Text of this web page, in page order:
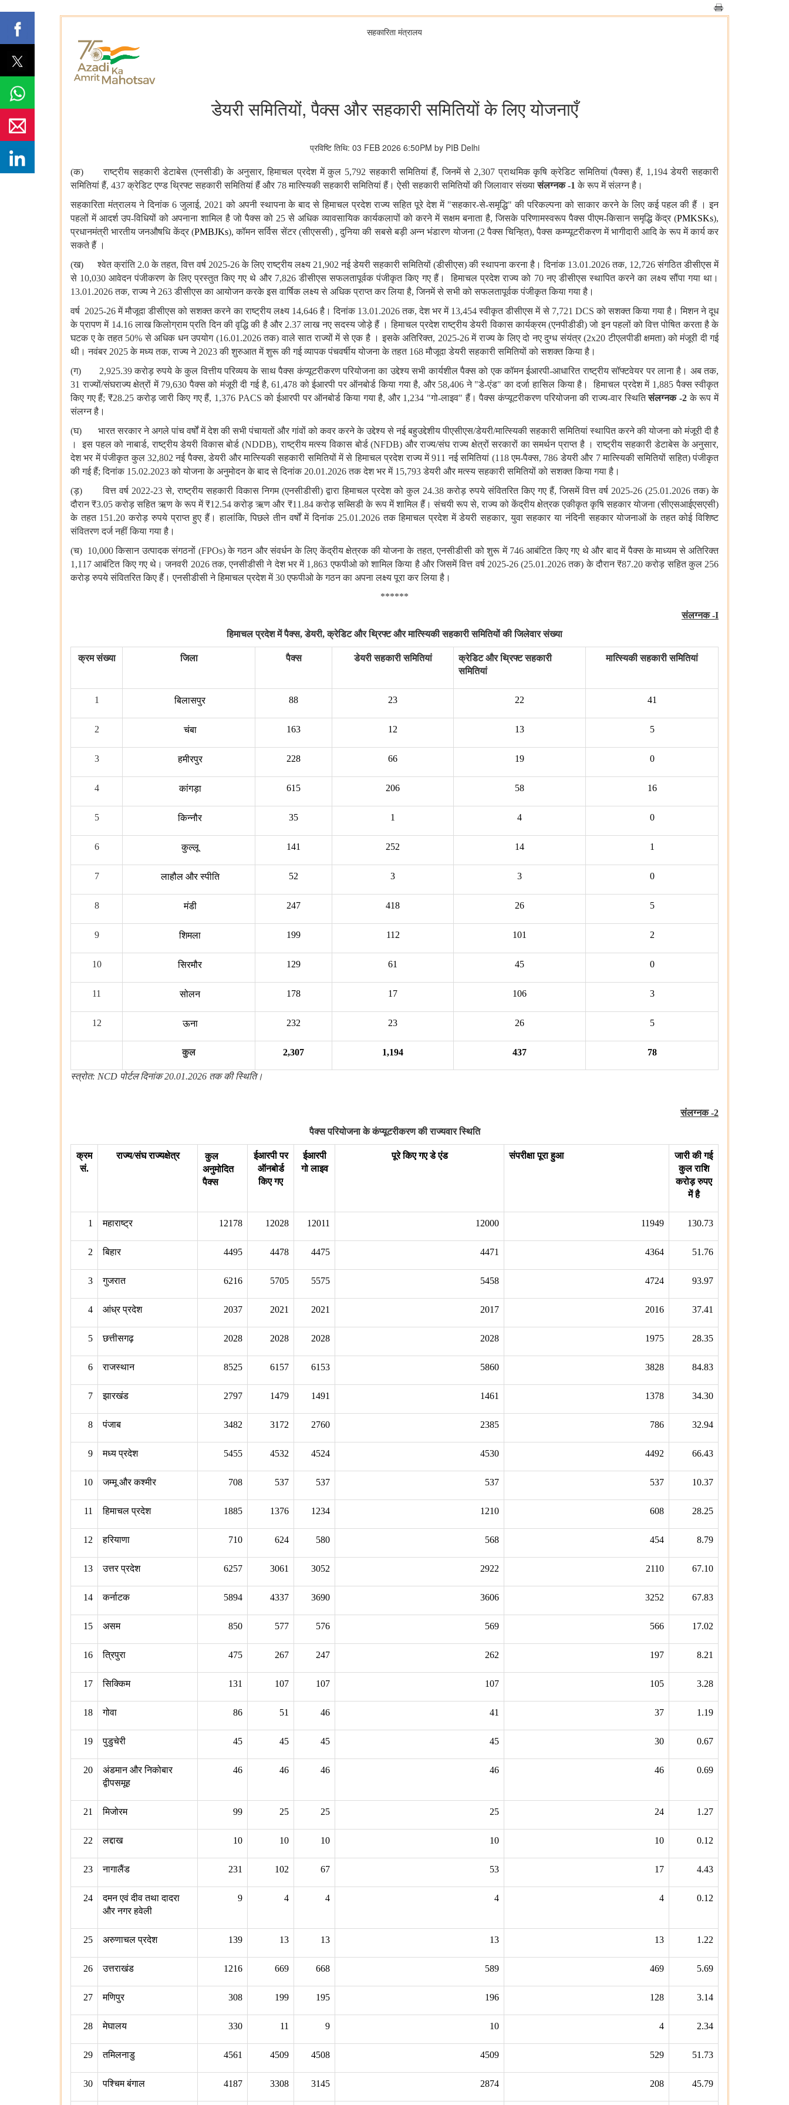
सहकारिता मंत्रालय
डेयरी समितियों, पैक्स और सहकारी समितियों के लिए योजनाएँ
प्रविष्टि तिथि: 03 FEB 2026 6:50PM by PIB Delhi
(क) राष्ट्रीय सहकारी डेटाबेस (एनसीडी) के अनुसार, हिमाचल प्रदेश में कुल 5,792 सहकारी समितियां हैं, जिनमें से 2,307 प्राथमिक कृषि क्रेडिट समितियां (पैक्स) हैं, 1,194 डेयरी सहकारी
समितियां हैं, 437 क्रेडिट एण्ड थ्रिफ्ट सहकारी समितियां हैं और 78 मात्स्यिकी सहकारी समितियां हैं। ऐसी सहकारी समितियों की जिलावार संख्या संलग्नक-1 के रूप में संलग्न है।
सहकारिता मंत्रालय ने दिनांक 6 जुलाई, 2021 को अपनी स्थापना के बाद से हिमाचल प्रदेश राज्य सहित पूरे देश में "सहकार-से-समृद्धि" की परिकल्पना को साकार करने के लिए कई पहल की हैं
। इन
पहलों में आदर्श उप-विधियों को अपनाना शामिल है जो पैक्स को 25 से अधिक व्यावसायिक कार्यकलापों को करने में सक्षम बनाता है, जिसके परिणामस्वरूप पैक्स पीएम-किसान समृद्धि केंद्र (PMKSKs),
प्रधानमंत्री भारतीय जनऔषधि केंद्र (PMBJKs), कॉमन सर्विस सेंटर (सीएससी) , दुनिया की सबसे बड़ी अन्न भंडारण योजना (2 पैक्स चिन्हित), पैक्स कम्प्यूटरीकरण में भागीदारी आदि के रूप में कार्य कर
सकते हैं ।
(ख) श्वेत क्रांति 2.0 के तहत, वित्त वर्ष 2025-26 के लिए राष्ट्रीय लक्ष्य 21,902 नई डेयरी सहकारी समितियों (डीसीएस) की स्थापना करना है। दिनांक 13.01.2026 तक, 12,726 संगठित डीसीएस में
से 10,030 आवेदन पंजीकरण के लिए प्रस्तुत किए गए थे और 7,826 डीसीएस सफलतापूर्वक पंजीकृत किए गए हैं। हिमाचल प्रदेश राज्य को 70 नए डीसीएस स्थापित करने का लक्ष्य सौंपा गया था।
13.01.2026 तक, राज्य ने 263 डीसीएस का आयोजन करके इस वार्षिक लक्ष्य से अधिक प्राप्त कर लिया है, जिनमें से सभी को सफलतापूर्वक पंजीकृत किया गया है।
वर्ष 2025-26 में मौजूदा डीसीएस को सशक्त करने का राष्ट्रीय लक्ष्य 14,646 है। दिनांक 13.01.2026 तक, देश भर में 13,454 स्वीकृत डीसीएस में से 7,721 DCS को सशक्त किया गया है। मिशन ने दूध
के प्रापण में 14.16 लाख किलोग्राम प्रति दिन की वृद्धि की है और 2.37 लाख नए सदस्य जोड़े हैं । हिमाचल प्रदेश राष्ट्रीय डेयरी विकास कार्यक्रम (एनपीडीडी) जो इन पहलों को वित्त पोषित करता है के
घटक ए के तहत 50% से अधिक धन उपयोग (16.01.2026 तक) वाले सात राज्यों में से एक है । इसके अतिरिक्त, 2025-26 में राज्य के लिए दो नए दुग्ध संयंत्र (2x20 टीएलपीडी क्षमता) को मंजूरी दी गई
थी। नवंबर 2025 के मध्य तक, राज्य ने 2023 की शुरुआत में शुरू की गई व्यापक पंचवर्षीय योजना के तहत 168 मौजूदा डेयरी सहकारी समितियों को सशक्त किया है।
(ग)
2,925.39 करोड़ रुपये के कुल वित्तीय परिव्यय के साथ पैक्स कंप्यूटरीकरण परियोजना का उद्देश्य सभी कार्यशील पैक्स को एक कॉमन ईआरपी-आधारित राष्ट्रीय सॉफ्टवेयर पर लाना है। अब तक,
31 राज्यों/संघराज्य क्षेत्रों में 79,630 पैक्स को मंजूरी दी गई है, 61,478 को ईआरपी पर ऑनबोर्ड किया गया है, और 58,406 ने "डे-एंड" का दर्जा हासिल किया है। हिमाचल प्रदेश में 1,885 पैक्स स्वीकृत
किए गए हैं; ₹28.25 करोड़ जारी किए गए हैं, 1,376 PACS को ईआरपी पर ऑनबोर्ड किया गया है, और 1,234 "गो-लाइव" हैं। पैक्स कंप्यूटरीकरण परियोजना की राज्य-वार स्थिति संलग्नक-2 के रूप में
संलग्न है।
(घ) भारत सरकार ने अगले पांच वर्षों में देश की सभी पंचायतों और गांवों को कवर करने के उद्देश्य से नई बहुउद्देशीय पीएसीएस/डेयरी/मात्स्यिकी सहकारी समितियां स्थापित करने की योजना को मंजूरी दी है
।
इस पहल को नाबार्ड, राष्ट्रीय डेयरी विकास बोर्ड (NDDB), राष्ट्रीय मत्स्य विकास बोर्ड (NFDB) और राज्य/संघ राज्य क्षेत्रों सरकारों का समर्थन प्राप्त है । राष्ट्रीय सहकारी डेटाबेस के अनुसार,
देश भर में पंजीकृत कुल 32,802 नई पैक्स, डेयरी और मात्स्यिकी सहकारी समितियों में से हिमाचल प्रदेश राज्य में 911 नई समितियां (118 एम-पैक्स, 786 डेयरी और 7 मात्स्यिकी समितियों सहित) पंजीकृत
की गई हैं; दिनांक 15.02.2023 को योजना के अनुमोदन के बाद से दिनांक 20.01.2026 तक देश भर में 15,793 डेयरी और मत्स्य सहकारी समितियों को सशक्त किया गया है।
(ड़) वित्त वर्ष 2022-23 से, राष्ट्रीय सहकारी विकास निगम (एनसीडीसी) द्वारा हिमाचल प्रदेश को कुल 24.38 करोड़ रुपये संवितरित किए गए हैं, जिसमें वित्त वर्ष 2025-26 (25.01.2026 तक) के
दौरान ₹3.05 करोड़ सहित ऋण के रूप में ₹12.54 करोड़ ऋण और ₹11.84 करोड़ सब्सिडी के रूप में शामिल हैं। संचयी रूप से, राज्य को केंद्रीय क्षेत्रक एकीकृत कृषि सहकार योजना (सीएसआईएसएसी)
के तहत 151.20 करोड़ रुपये प्राप्त हुए हैं। हालांकि, पिछले तीन वर्षों में दिनांक 25.01.2026 तक हिमाचल प्रदेश में डेयरी सहकार, युवा सहकार या नंदिनी सहकार योजनाओं के तहत कोई विशिष्ट
संवितरण दर्ज नहीं किया गया है।
(च) 10,000 किसान उत्पादक संगठनों (FPOs) के गठन और संवर्धन के लिए केंद्रीय क्षेत्रक की योजना के तहत, एनसीडीसी को शुरू में 746 आबंटित किए गए थे और बाद में पैक्स के माध्यम से अतिरिक्त
1,117 आबंटित किए गए थे। जनवरी 2026 तक, एनसीडीसी ने देश भर में 1,863 एफपीओ को शामिल किया है और जिसमें वित्त वर्ष 2025-26 (25.01.2026 तक) के दौरान ₹87.20 करोड़ सहित कुल 256
करोड़ रुपये संवितरित किए हैं। एनसीडीसी ने हिमाचल प्रदेश में 30 एफपीओ के गठन का अपना लक्ष्य पूरा कर लिया है।
******
संलग्नक-I
हिमाचल प्रदेश में पैक्‍स,डेयरी,क्रेडिट और थ्रिफ्ट और मात्स्यिकी सहकारी समितियों की जिलेवार संख्या
क्रम संख्या जिला पैक्‍स डेयरी सहकारी समितियां
क्रेडिट और थ्रिफ्ट सहकारी
समितियां
मात्स्यिकी सहकारी समितियां
1 बिलासपुर 88 23 22 41
2 चंबा 163 12 13 5
3 हमीरपुर 228 66 19 0
4 कांगड़ा 615 206 58 16
5 किन्नौर 35 1 4 0
6 कुल्लू 141 252 14 1
7 लाहौल और स्पीति 52 3 3 0
8 मंडी 247 418 26 5
9 शिमला 199 112 101 2
10 सिरमौर 129 61 45 0
11 सोलन 178 17 106 3
12 ऊना 232 23 26 5
कुल 2,307 1,194 437 78
स्त्रोत: NCD पोर्टल दिनांक20.01.2026 तक की स्थिति।
संलग्नक-2
पैक्‍स परियोजना के कंप्यूटरीकरण की राज्यवार स्थिति
क्रम
सं.
राज्य/संघ राज्यक्षेत्र
कुल
अनुमोदित
पैक्‍स
ईआरपी पर
ऑनबोर्ड
किए गए
ईआरपी
गो लाइव
पूरे किए गए डे एंड संपरीक्षा पूरा हुआ
जारी की गई
कुल राशि
करोड़ रुपए
में है
1 महाराष्ट्र 12178 12028 12011 12000 11949 130.73
2 बिहार 4495 4478 4475 4471 4364 51.76
3 गुजरात 6216 5705 5575 5458 4724 93.97
4 आंध्र प्रदेश 2037 2021 2021 2017 2016 37.41
5 छत्तीसगढ़ 2028 2028 2028 2028 1975 28.35
6 राजस्थान 8525 6157 6153 5860 3828 84.83
7 झारखंड 2797 1479 1491 1461 1378 34.30
8 पंजाब 3482 3172 2760 2385 786 32.94
9 मध्य प्रदेश 5455 4532 4524 4530 4492 66.43
10 जम्मू और कश्मीर 708 537 537 537 537 10.37
11 हिमाचल प्रदेश 1885 1376 1234 1210 608 28.25
12 हरियाणा 710 624 580 568 454 8.79
13 उत्तर प्रदेश 6257 3061 3052 2922 2110 67.10
14 कर्नाटक 5894 4337 3690 3606 3252 67.83
15 असम 850 577 576 569 566 17.02
16 त्रिपुरा 475 267 247 262 197 8.21
17 सिक्किम 131 107 107 107 105 3.28
18 गोवा 86 51 46 41 37 1.19
19 पुडुचेरी 45 45 45 45 30 0.67
20
अंडमान और निकोबार
द्वीपसमूह
46 46 46 46 46 0.69
21 मिजोरम 99 25 25 25 24 1.27
22 लद्दाख 10 10 10 10 10 0.12
23 नागालैंड 231 102 67 53 17 4.43
24
दमन एवं दीव तथा दादरा
और नगर हवेली
9 4 4 4 4 0.12
25 अरुणाचल प्रदेश 139 13 13 13 13 1.22
26 उत्तराखंड 1216 669 668 589 469 5.69
27 मणिपुर 308 199 195 196 128 3.14
28 मेघालय 330 11 9 10 4 2.34
29 तमिलनाडु 4561 4509 4508 4509 529 51.73
30 पश्चिम बंगाल 4187 3308 3145 2874 208 45.79